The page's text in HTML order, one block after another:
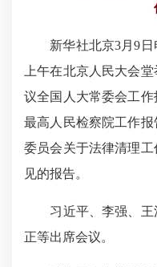
新华社北京3月9日
上午在北京人民大会
议全国人大常委会工作
最高人民检察院工作
委员会关于法律清理
见的报告。
习近平、李强、王
正等出席会议。